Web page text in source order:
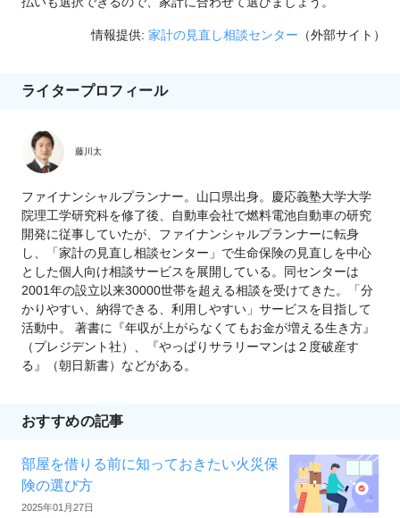
情報提供: 家計の見直し相談センター （外部サイト）
ライタープロフィール
藤川太
ファイナンシャルプランナー。山口県出身。慶応義塾大学大学
院理工学研究科を修了後、自動車会社で燃料電池自動車の研究
開発に従事していたが、ファイナンシャルプランナーに転身
し、「家計の見直し相談センター」で生命保険の見直しを中心
とした個人向け相談サービスを展開している。同センターは
2001年の設立以来30000世帯を超える相談を受けてきた。「分
かりやすい、納得できる、利用しやすい」サービスを目指して
活動中。 著書に『年収が上がらなくてもお金が増える生き方』
（プレジデント社）、『やっぱりサラリーマンは２度破産す
る』（朝日新書）などがある。
おすすめの記事
部屋を借りる前に知っておきたい火災保
険の選び方
2025年01月27日